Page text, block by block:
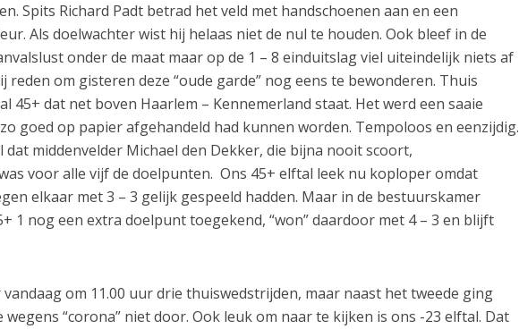
Spits Richard Padt betrad het veld met handschoenen aan en een
Als doelwachter wist hij helaas niet de nul te houden. Ook bleef in de
onder de maat maar op de 1 – 8 einduitslag viel uiteindelijk niets af
reden om gisteren deze “oude garde” nog eens te bewonderen. Thuis
45+ dat net boven Haarlem – Kennemerland staat. Het werd een saaie
goed op papier afgehandeld had kunnen worden. Tempoloos en eenzijdig.
dat middenvelder Michael den Dekker, die bijna nooit scoort,
voor alle vijf de doelpunten. Ons 45+ elftal leek nu koploper omdat
elkaar met 3 – 3 gelijk gespeeld hadden. Maar in de bestuurskamer
1 nog een extra doelpunt toegekend, “won” daardoor met 4 – 3 en blijft
om 11.00 uur drie thuiswedstrijden, maar naast het tweede ging
wegens “corona” niet door. Ook leuk om naar te kijken is ons -23 elftal. Dat